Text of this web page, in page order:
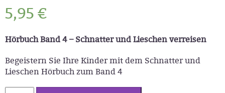
5,95€
Hörbuch Band 4 – Schnatter und Lieschen verreisen
Begeistern Sie Ihre Kinder mit dem Schnatter und
Lieschen Hörbuch zum Band 4